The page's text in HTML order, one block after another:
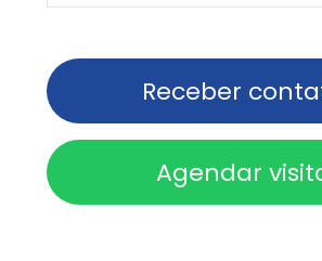
Receber
Agendar